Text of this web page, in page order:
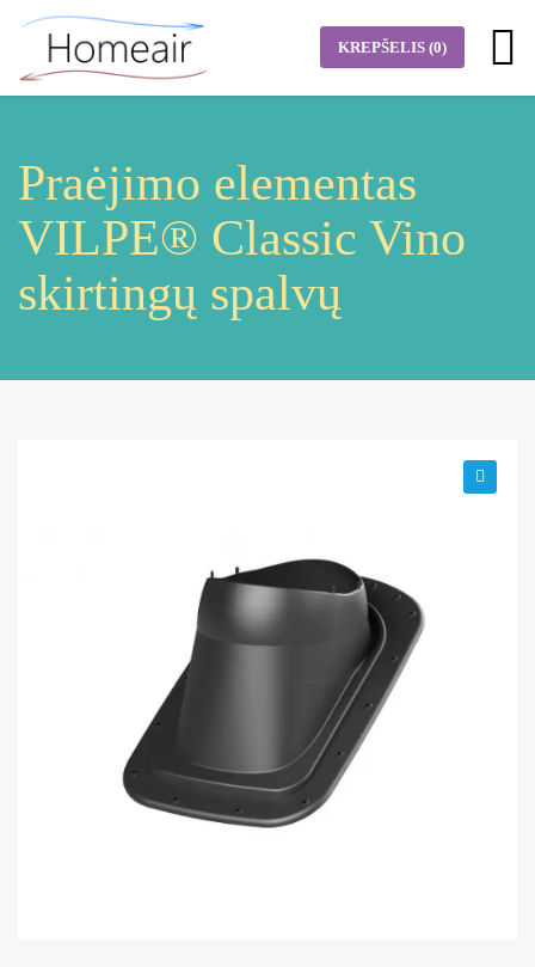
KREPŠELIS (0)
Praėjimo elementas
VILPE® Classic Vino
skirtingų spalvų